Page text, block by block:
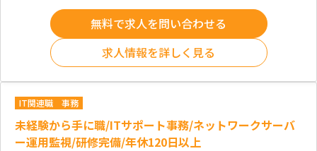
無料で求人を問い合わせる
求人情報を詳しく見る
IT関連職 事務
未経験から手に職/ITサポート事務/ネットワークサーバ
ー運用監視/研修完備/年休120日以上